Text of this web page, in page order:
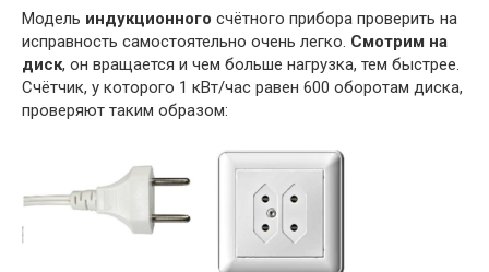
Модель индукционного счётного прибора проверить на
исправность самостоятельно очень легко. Смотрим на
диск, он вращается и чем больше нагрузка, тем быстрее.
Счётчик, у которого 1 кВт/час равен 600 оборотам диска,
проверяют таким образом: